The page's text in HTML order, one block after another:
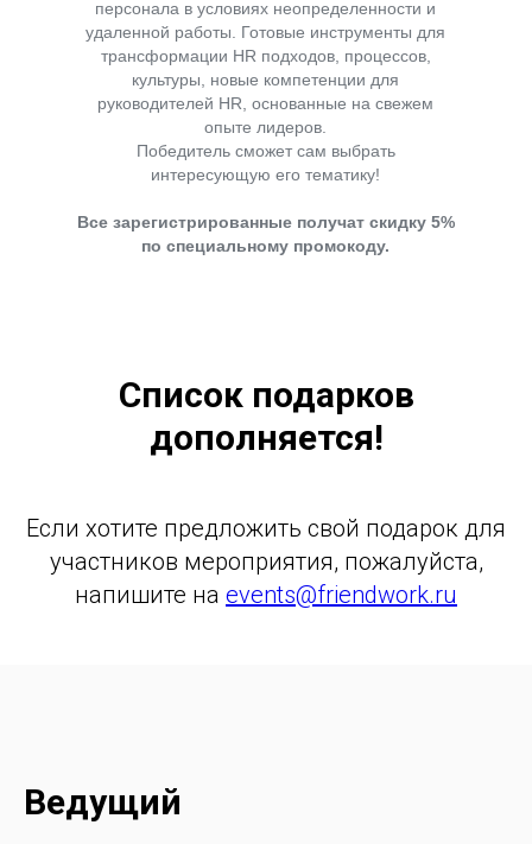
персонала в условиях неопределенности и
удаленной работы. Готовые инструменты для
трансформации HR подходов, процессов,
культуры, новые компетенции для
руководителей HR, основанные на свежем
опыте лидеров.
Победитель сможет сам выбрать
интересующую его тематику!
Все зарегистрированные получат скидку 5%
по специальному промокоду.
Список подарков
дополняется!
Если хотите предложить свой подарок для
участников мероприятия, пожалуйста,
напишите на events@friendwork.ru
Ведущий